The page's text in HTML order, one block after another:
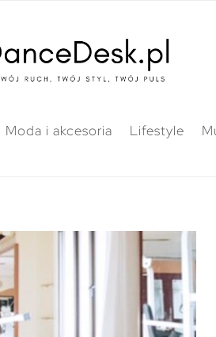
Moda i akcesoria Lifestyle